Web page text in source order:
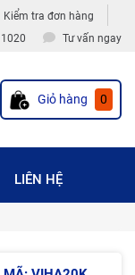
Kiểm tra đơn hàng
Tư vấn ngay
Giỏ hàng 0
LIÊN HỆ